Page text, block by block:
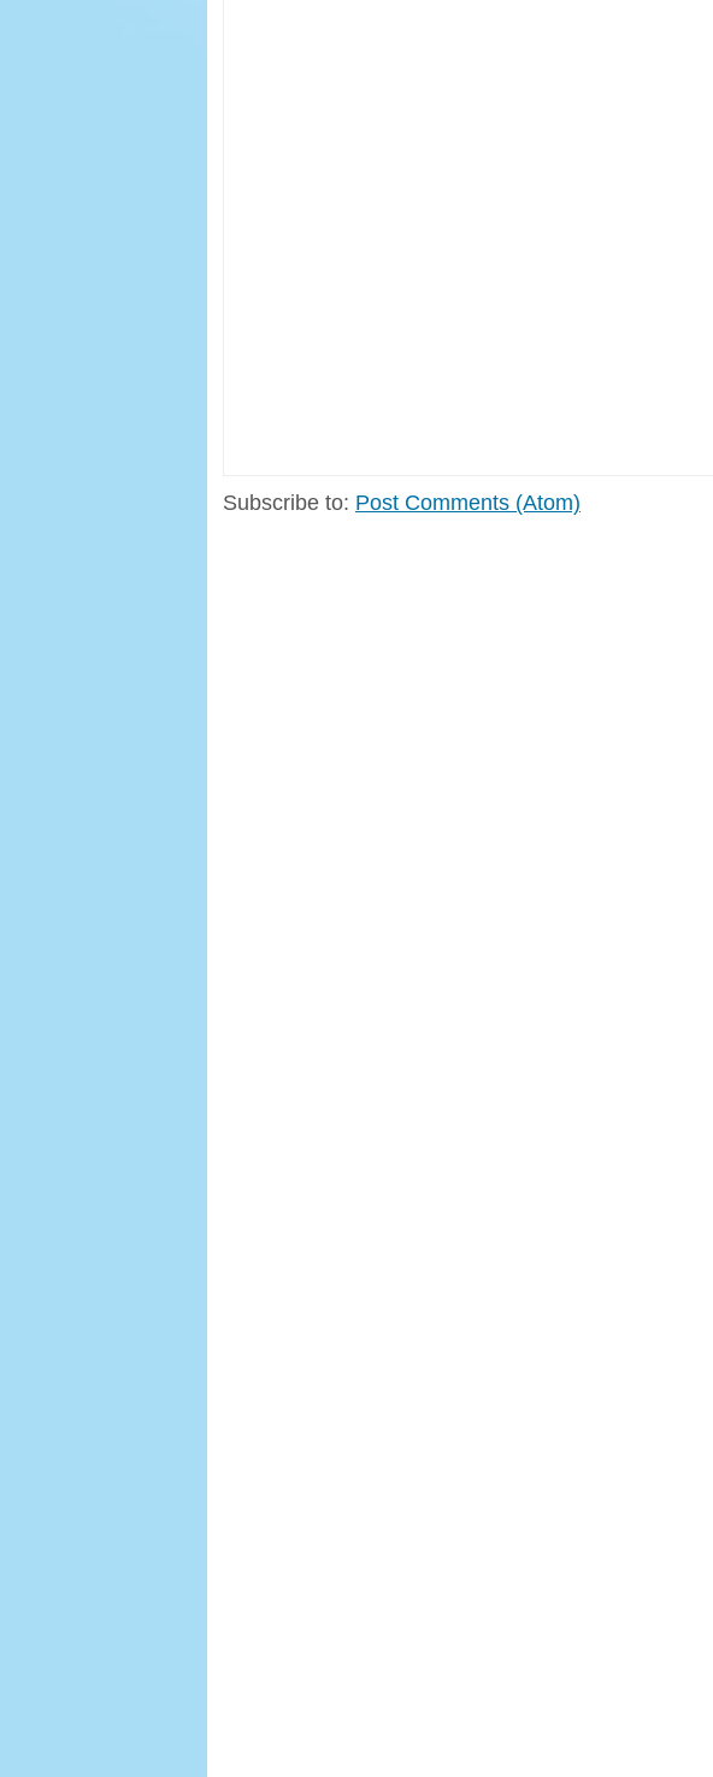
Subscribe to: Post Comments (Atom)